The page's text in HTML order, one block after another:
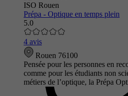
ISO Rouen
Prépa - Optique en temps plein
5.0
4 avis
Rouen 76100
Pensée pour les personnes en
comme pour les étudiants non
métiers de l’optique, la Prépa